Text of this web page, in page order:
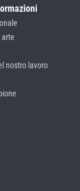
arte
nostro lavoro